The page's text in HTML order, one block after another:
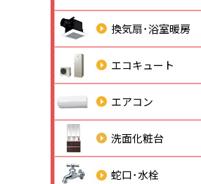
換気扇･浴室暖房
エコキュート
エアコン
洗面化粧台
蛇口･水栓